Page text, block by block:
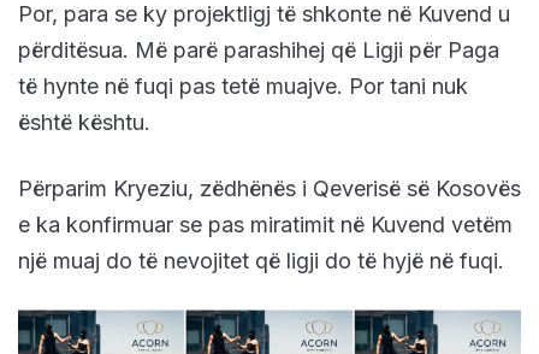
Por, para se ky projektligj të shkonte në Kuvend u
përditësua. Më parë parashihej që Ligji për Paga
të hynte në fuqi pas tetë muajve. Por tani nuk
është kështu.
Përparim Kryeziu, zëdhënës i Qeverisë së Kosovës
e ka konfirmuar se pas miratimit në Kuvend vetëm
një muaj do të nevojitet që ligji do të hyjë në fuqi.